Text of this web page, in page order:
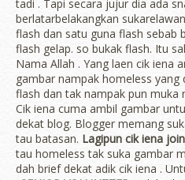
tadi . Tapi secara jujur dia ada
berlatarbelakangkan
flash dan satu guna flash sebab
flash gelap. so bukak flash. Itu
Nama Allah . Yang laen cik iena
gambar nampak homeless yang
flash dan tak nampak pun muka
Cik iena cuma ambil gambar
dekat blog. Blogger memang
tau batasan. Lagipun cik iena
tau homeless tak suka gambar
dah brief dekat adik cik iena .